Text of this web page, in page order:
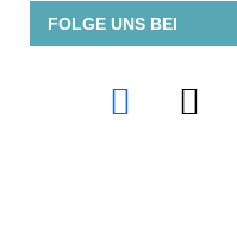
FOLGE UNS BEI